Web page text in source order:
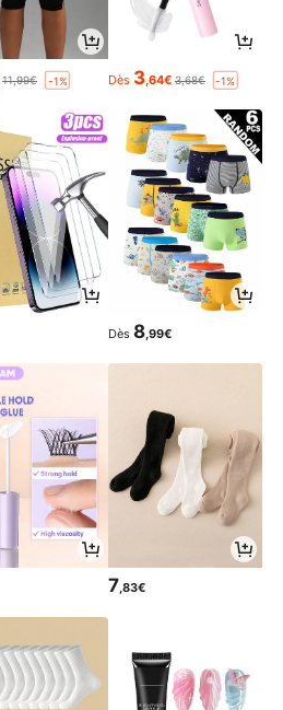
11,99€ -1% Dès 3,64€ 3,68€ -1%
Dès 8,99€
7,83€